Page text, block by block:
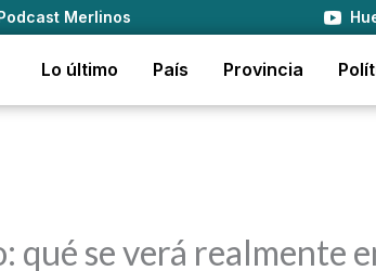
Merlinos
Lo último País Provincia
qué se verá realmente